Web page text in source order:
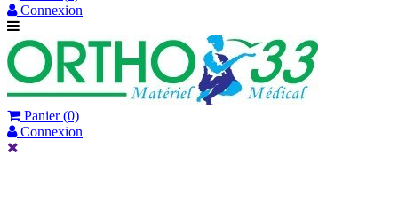
Connexion
Panier (0)
Connexion